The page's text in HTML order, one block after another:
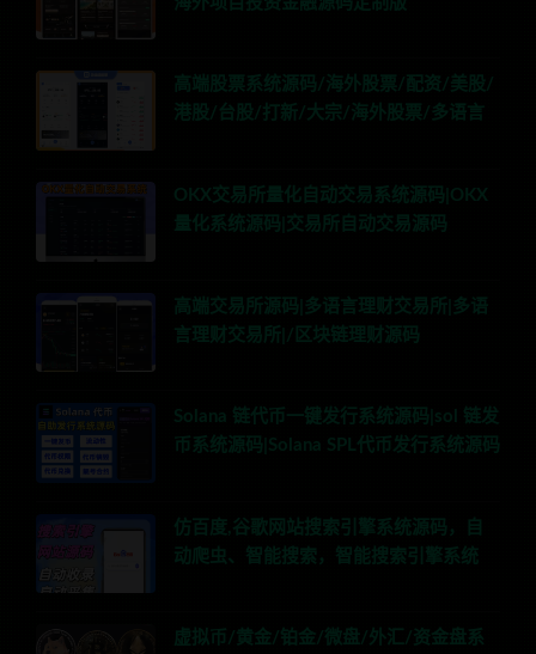
高端股票系统源码/海外股票/配资/美股/
港股/台股/打新/大宗/海外股票/多语言
OKX交易所量化自动交易系统源码|OKX
量化系统源码|交易所自动交易源码
高端交易所源码|多语言理财交易所|多语
言理财交易所|/区块链理财源码
Solana 链代币一键发行系统源码|sol 链发
币系统源码|Solana SPL代币发行系统源码
仿百度,谷歌网站搜索引擎系统源码，自
动爬虫、智能搜索，智能搜索引擎系统
虚拟币/黄金/铂金/微盘/外汇/资金盘系